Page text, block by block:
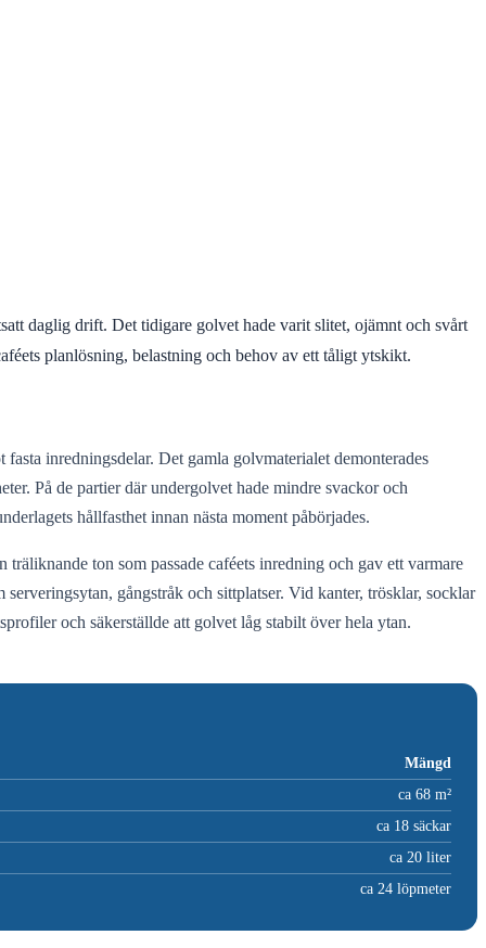
daglig drift. Det tidigare golvet hade varit slitet, ojämnt och svårt
planlösning, belastning och behov av ett tåligt ytskikt.
inredningsdelar. Det gamla golvmaterialet demonterades
På de partier där undergolvet hade mindre svackor och
hållfasthet innan nästa moment påbörjades.
ton som passade caféets inredning och gav ett varmare
gångstråk och sittplatser. Vid kanter, trösklar, socklar
och säkerställde att golvet låg stabilt över hela ytan.
Mängd
ca 68 m²
ca 18 säckar
ca 20 liter
ca 24 löpmeter